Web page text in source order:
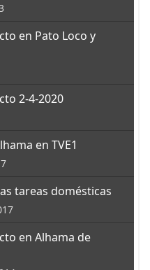
en Pato Loco y
2-4-2020
en TVE1
tareas domésticas
en Alhama de